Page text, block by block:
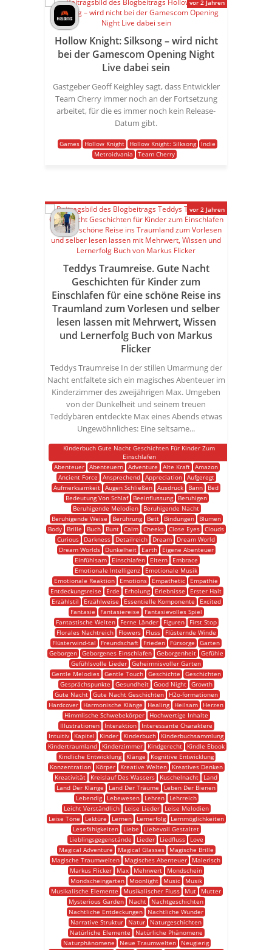
Hollow Knight: Silksong – wird nicht
bei der Gamescom Opening Night
Live dabei sein
Gastgeber Geoff Keighley sagt, dass Entwickler
Team Cherry immer noch an der Fortsetzung
arbeitet, für die es immer noch kein Release-
Datum gibt.
Games Hollow Knight Hollow Knight: Silksong
Indie
Metroidvania
Team Cherry
vor 2 Jahren
Teddys Traumreise. Gute Nacht
Geschichten für Kinder zum
Einschlafen für eine schöne Reise ins
Traumland zum Vorlesen und selber
lesen lassen mit Mehrwert, Wissen
und Lernerfolg Buch von Markus
Flicker
Teddys Traumreise In der stillen Umarmung der
Nacht entfaltete sich ein magisches Abenteuer im
Kinderzimmer des zweijährigen Max. Umgeben
von der Dunkelheit und seinem treuen
Teddybären entdeckte Max eines Abends etwas
Ungewöhnliches: Eine seltsame...
Kinderbuch Gute Nacht Geschichten Für Kinder Zum
Einschlafen
Abenteuer Abenteuern Adventure Alte Kraft Amazon
Ancient Force
Ansprechend Appreciation
Aufgeregt
Aufmerksamkeit Augen Schließen Ausdruck Bann
Bed
Bedeutung Von Schlaf
Beeinflussung
Beruhigen
Beruhigende Melodien
Beruhigende Nacht
Beruhigende Weise
Berührung Bett Bindungen
Blumen
Body
Brille Buch Bunt Calm Cheeks Close Eyes Clouds
Curious
Darkness Detailreich Dream
Dream World
Dream Worlds
Dunkelheit Earth
Eigene Abenteuer
Einfühlsam
Einschlafen Eltern
Embrace
Emotionale Intelligenz
Emotionale Musik
Emotionale Reaktion
Emotions Empathetic
Empathie
Entdeckungsreise
Erde Erholung Erlebnisse
Erster Halt
Erzählstil
Erzählweise Essentielle Komponente
Excited
Fantasie
Fantasiereise
Fantasievolles Spiel
Fantastische Welten
Ferne Länder Figuren
First Stop
Florales Nachtreich
Flowers Fluss
Flüsternde Winde
Flüsterwind-tal
Freundschaft Frieden Fürsorge
Garten
Geborgen
Geborgenes Einschlafen Geborgenheit
Gefühle
Gefühlsvolle Lieder Geheimnisvoller Garten
Gentle Melodies
Gentle Touch Geschichte
Geschichten
Gesprächspunkte
Gesundheit Good Night
Growth
Gute Nacht
Gute Nacht Geschichten
H2o-formationen
Hardcover
Harmonische Klänge Healing Heilsam
Herzen
Himmlische Schwebekörper
Hochwertige Inhalte
Illustrationen
Interaktion
Interessante Charaktere
Intuitiv
Kapitel Kinder Kinderbuch
Kinderbuchsammlung
Kindertraumland
Kinderzimmer Kindgerecht
Kindle Ebook
Kindliche Entwicklung
Klänge
Kognitive Entwicklung
Konzentration
Körper Kreative Welten
Kreatives Denken
Kreativität
Kreislauf Des Wassers Kuschelnacht
Land
Land Der Klänge
Land Der Träume
Leben Der Bienen
Lebendig
Lebewesen Lehren
Lehrreich
Leicht Verständlich
Leise Lieder
Leise Melodien
Leise Töne
Lektüre Lernen Lernerfolg
Lernmöglichkeiten
Lesefähigkeiten
Liebe
Liebevoll Gestaltet
Lieblingsgegenstände
Lieder Liedfluss
Love
Magical Adventure
Magical Glasses
Magische Brille
Magische Traumwelten
Magisches Abenteuer
Malerisch
Markus Flicker
Max Mehrwert
Mondschein
Mondscheingarten
Moonlight Music
Musik
Musikalische Elemente
Musikalischer Fluss Mut
Mutter
Mysterious Garden
Nacht
Nachtgeschichten
Nachtliche Entdeckungen
Nachtliche Wunder
Narrative Struktur
Natur
Naturgeschichten
Natürliche Elemente
Natürliche Phänomene
Naturphänomene
Neue Traumwelten
Neugierig
vor 2 Jahren